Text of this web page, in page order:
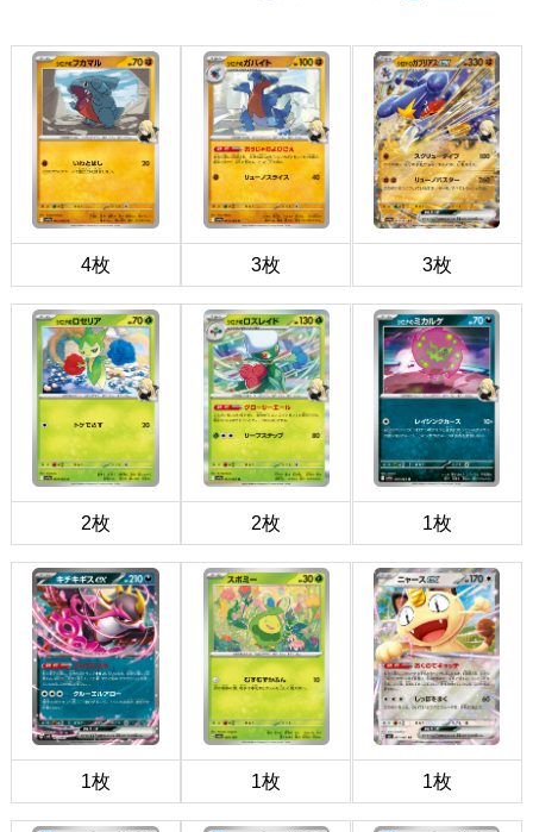
4枚 3枚 3枚
2枚 2枚 1枚
1枚 1枚 1枚